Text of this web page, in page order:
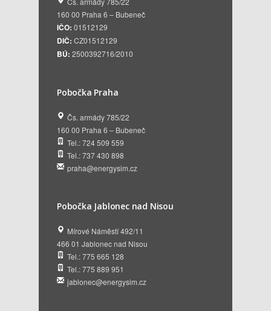
160 00 Praha 6 – Bubeneč
IČO: 01512129
DIČ: CZ01512129
BÚ: 2500392716/2010
Pobočka Praha
Čs. armády 785/22
160 00 Praha 6 – Bubeneč
Tel.: 724 509 559
Tel.: 737 430 898
praha@energysim.cz
Pobočka Jablonec nad Nisou
Mírové Náměstí 492/11
466 01 Jablonec nad Nisou
Tel.: 775 665 128
Tel.: 775 889 951
jablonec@energysim.cz